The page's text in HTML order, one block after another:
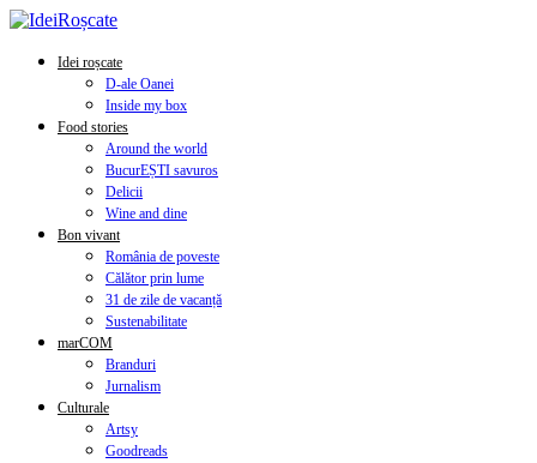
Idei roșcate
D-ale Oanei
Inside my box
Food stories
Around the world
BucurEȘTI savuros
Delicii
Wine and dine
Bon vivant
România de poveste
Călător prin lume
31 de zile de vacanță
Sustenabilitate
marCOM
Branduri
Jurnalism
Culturale
Artsy
Goodreads